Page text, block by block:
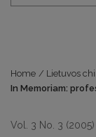
Home / Lietuvos
In Memoriam:
Vol. 3 No. 3 (2005)